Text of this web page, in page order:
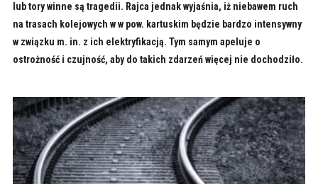
lub tory winne są tragedii. Rajca jednak wyjaśnia, iż niebawem ruch
na trasach kolejowych w w pow. kartuskim będzie bardzo intensywny
w związku m. in. z ich elektryfikacją. Tym samym apeluje o
ostrożność i czujność, aby do takich zdarzeń więcej nie dochodziło.